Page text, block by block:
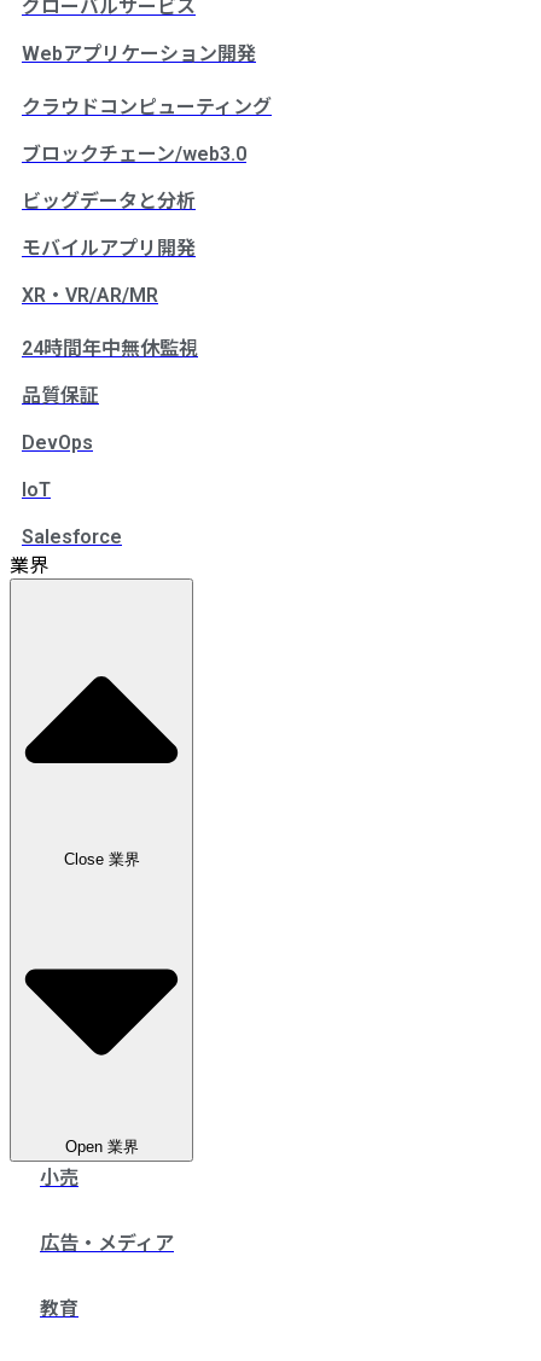
グローバルサービス
Webアプリケーション開発
クラウドコンピューティング
ブロックチェーン/web3.0
ビッグデータと分析
モバイルアプリ開発
XR・VR/AR/MR
24時間年中無休監視
品質保証
DevOps
IoT
Salesforce
業界
Close 業界
Open 業界
小売
広告・メディア
教育